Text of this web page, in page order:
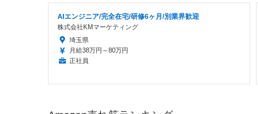
AIエンジニア/完全在宅/研修6ヶ月/別業界歓迎
株式会社KMマーケティング
埼玉県
月給38万円～80万円
正社員